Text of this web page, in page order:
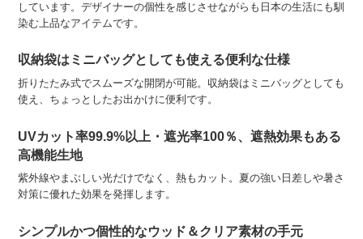
しています。デザイナーの個性を感じさせながらも日本の生活にも馴
染む上品なアイテムです。
収納袋はミニバッグとしても使える便利な仕様
折りたたみ式でスムーズな開閉が可能。収納袋はミニバッグとしても
使え、ちょっとしたお出かけに便利です。
UVカット率99.9%以上・遮光率100％、遮熱効果もある
高機能生地
紫外線やまぶしい光だけでなく、熱もカット。夏の強い日差しや暑さ
対策に優れた効果を発揮します。
シンプルかつ個性的なウッド＆クリア素材の手元